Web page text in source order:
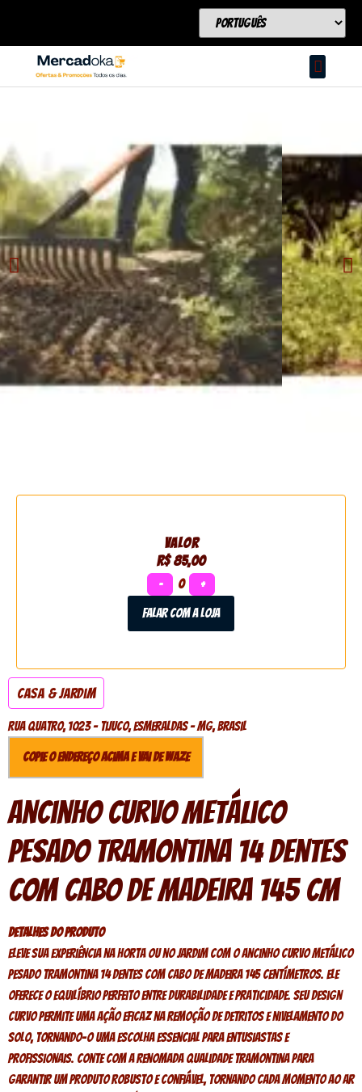
VALOR
R$ 85,00
− 0 +
Falar com a loja
Casa & Jardim
Rua quatro, 1023 - Tijuco, Esmeraldas - MG, Brasil
Copie o endereço acima e vai de Waze
Ancinho Curvo Metálico
Pesado Tramontina 14 Dentes
com Cabo de Madeira 145 cm
Detalhes do produto
Eleve sua experiência na horta ou no jardim com o ancinho curvo metálico
pesado Tramontina 14 dentes com cabo de madeira 145 centímetros. Ele
oferece o equilíbrio perfeito entre durabilidade e praticidade. Seu design
curvo permite uma ação eficaz na remoção de detritos e nivelamento do
solo, tornando-o uma escolha essencial para entusiastas e
profissionais. Conte com a renomada qualidade Tramontina para
garantir um produto robusto e confiável, tornando cada momento ao ar